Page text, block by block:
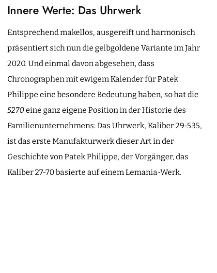
Innere Werte: Das Uhrwerk
Entsprechend makellos, ausgereift und harmonisch
präsentiert sich nun die gelbgoldene Variante im Jahr
2020. Und einmal davon abgesehen, dass
Chronographen mit ewigem Kalender für Patek
Philippe eine besondere Bedeutung haben, so hat die
5270eine ganz eigene Position in der Historie des
Familienunternehmens: Das Uhrwerk, Kaliber 29-535,
ist das erste Manufakturwerk dieser Art in der
Geschichte von Patek Philippe, der Vorgänger, das
Kaliber 27-70 basierte auf einem Lemania-Werk.